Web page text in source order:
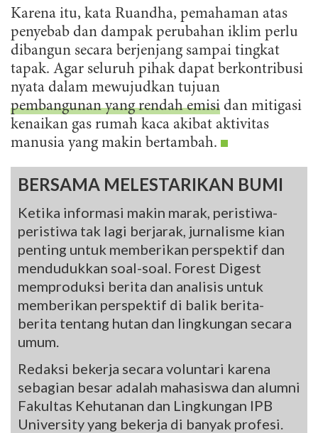
Karena itu, kata Ruandha, pemahaman atas
penyebab dan dampak perubahan iklim perlu
dibangun secara berjenjang sampai tingkat
tapak. Agar seluruh pihak dapat berkontribusi
nyata dalam mewujudkan tujuan
pembangunan yang rendah emisi dan mitigasi
kenaikan gas rumah kaca akibat aktivitas
manusia yang makin bertambah.
BERSAMA MELESTARIKAN BUMI
Ketika informasi makin marak, peristiwa-
peristiwa tak lagi berjarak, jurnalisme kian
penting untuk memberikan perspektif dan
mendudukkan soal-soal. Forest Digest
memproduksi berita dan analisis untuk
memberikan perspektif di balik berita-
berita tentang hutan dan lingkungan secara
umum.
Redaksi bekerja secara voluntari karena
sebagian besar adalah mahasiswa dan alumni
Fakultas Kehutanan dan Lingkungan IPB
University yang bekerja di banyak profesi.